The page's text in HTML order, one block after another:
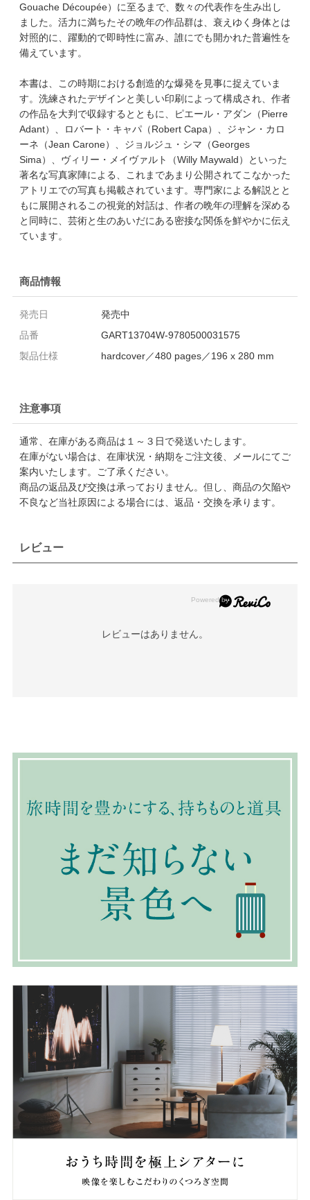
Gouache Découpée）に至るまで、数々の代表作を生み出し
ました。活力に満ちたその晩年の作品群は、衰えゆく身体とは
対照的に、躍動的で即時性に富み、誰にでも開かれた普遍性を
備えています。
本書は、この時期における創造的な爆発を見事に捉えていま
す。洗練されたデザインと美しい印刷によって構成され、作者
の作品を大判で収録するとともに、ピエール・アダン（Pierre
Adant）、ロバート・キャパ（Robert Capa）、ジャン・カロ
ーネ（Jean Carone）、ジョルジュ・シマ（Georges
Sima）、ヴィリー・メイヴァルト（Willy Maywald）といった
著名な写真家陣による、これまであまり公開されてこなかった
アトリエでの写真も掲載されています。専門家による解説とと
もに展開されるこの視覚的対話は、作者の晩年の理解を深める
と同時に、芸術と生のあいだにある密接な関係を鮮やかに伝え
ています。
商品情報
発売日
発売中
品番
GART13704W-9780500031575
製品仕様
hardcover／480 pages／196 x 280 mm
注意事項
通常、在庫がある商品は１～３日で発送いたします。
在庫がない場合は、在庫状況・納期をご注文後、メールにてご
案内いたします。ご了承ください。
商品の返品及び交換は承っておりません。但し、商品の欠陥や
不良など当社原因による場合には、返品・交換を承ります。
レビュー
レビューはありません。